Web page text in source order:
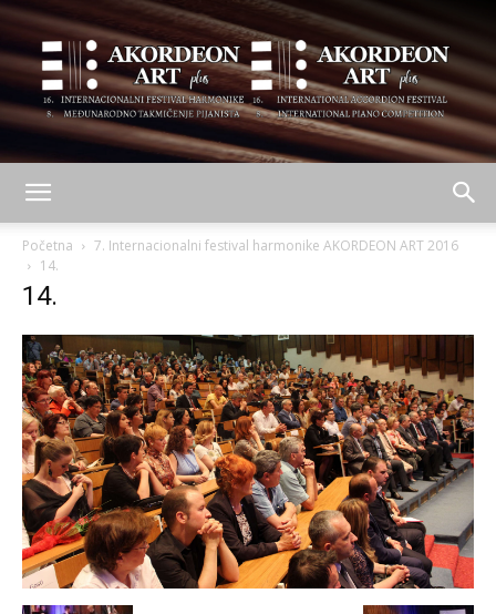
plus
Početna
7. Internacionalni festival harmonike AKORDEON ART 2016
14.
14.